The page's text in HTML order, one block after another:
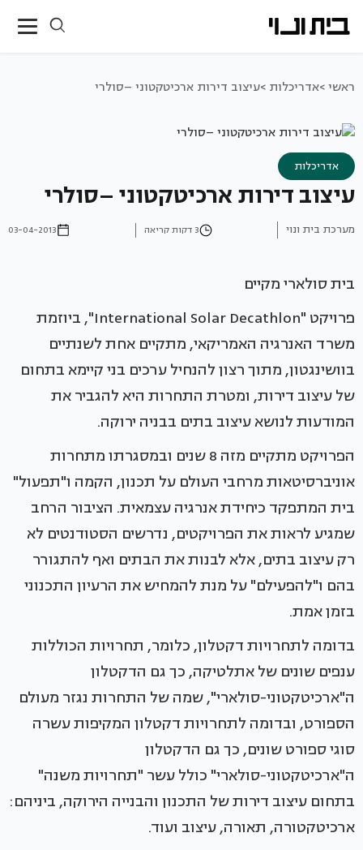
ראשי >אדריכלות >עיצוב דירות ארכיטקטוני –סולרי
אדריכלות
עיצוב דירות ארכיטקטוני –סולרי
מערכת בית ונוי 3 דקות קריאה 03-04-2013
בית סולארי מקיים
פרויקט "International Solar Decathlon", ביוזמת
משרד האנרגיה האמריקאי, מתקיים אחת לשנתיים
בוושינגטון, מתוך רצון להנחיל ערכים בני קיימא בתחום
של עיצוב דירות, ומטרת התחרות היא להגביר את
המודעות לנושא עיצוב בתים בבניה ירוקה.
הפרויקט מתקיים מזה 8 שנים ובמסגרתו מתחרות
אוניברסיטאות מרחבי העולם על תכנון, הקמה ו"תפעול"
בית המתפקד כיחידת אנרגיה עצמאית. הציבור הרחב
שמגיע לראות את הפרויקטים, נדרשים הסטודנטים לא
רק עיצוב בתים, אלא לבנות את הבתים ואף להתגורר
בהם ו"להפעילם" על מנת להמחיש את הרעיון התכנוני
בזמן אמת.
בדומה לתחרויות דקטלון, כלומר, תחרויות הכוללות
ענפים שונים של אתלטיקה, כך גם הדקטלון
ה"ארכיטקטוני-סולארי", שמה של התחרות נגזר מעולם
הספורט, ובדומה לתחרויות דקטלון המקיפות עשרה
סוגי ספורט שונים, כך גם הדקטלון
ה"ארכיטקטוני-סולארי" כולל עשר "תחרויות משנה"
בתחום עיצוב דירות של התכנון והבנייה הירוקה, ביניהם:
ארכיטקטורה, תאורה, עיצוב ועוד.